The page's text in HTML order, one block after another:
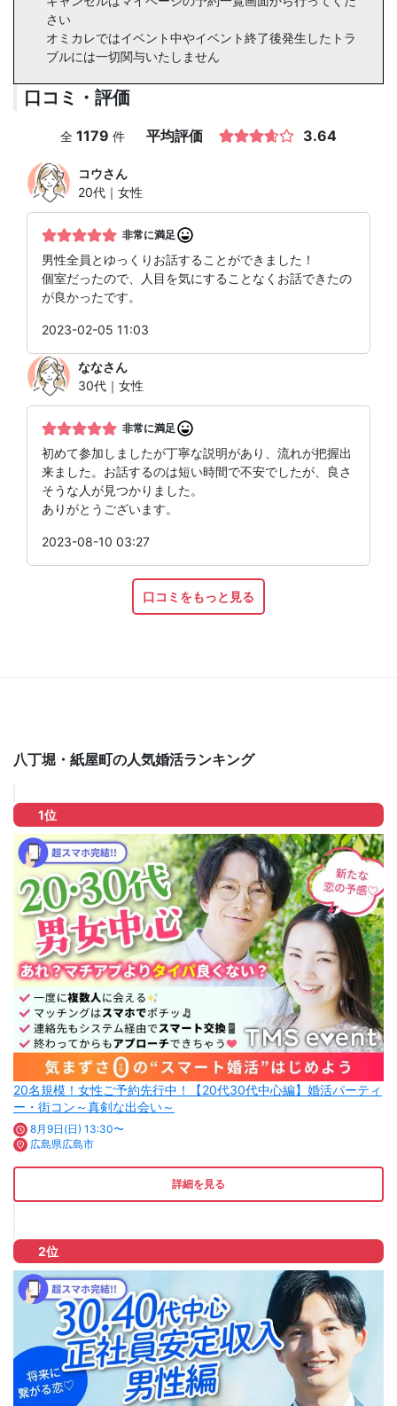
さい
オミカレではイベント中やイベント終了後発生したトラ
ブルには一切関与いたしません
口コミ・評価
全 1179 件 平均評価 3.64
コウさん
20代｜女性
非常に満足
男性全員とゆっくりお話することができました！
個室だったので、人目を気にすることなくお話できたの
が良かったです。
2023-02-05 11:03
ななさん
30代｜女性
非常に満足
初めて参加しましたが丁寧な説明があり、流れが把握出
来ました。お話するのは短い時間で不安でしたが、良さ
そうな人が見つかりました。
ありがとうございます。
2023-08-10 03:27
口コミをもっと見る
八丁堀・紙屋町の人気婚活ランキング
1位
20名規模！女性ご予約先行中！【20代30代中心編】婚活パーティ
ー・街コン～真剣な出会い～
8月9日(日) 13:30〜
広島県広島市
詳細を見る
2位